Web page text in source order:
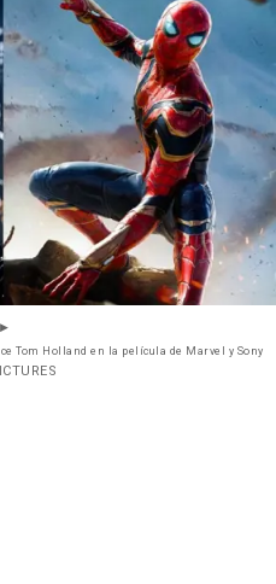
Tom Holland en la película de Marvel y Sony